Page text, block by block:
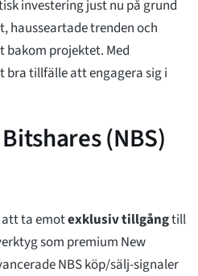
investering just nu på grund
hausseartade trenden och
bakom projektet. Med
bra tillfälle att engagera sig i
(NBS)
ta emotexklusiv tillgångtill
som premium New
NBS köp/sälj-signaler